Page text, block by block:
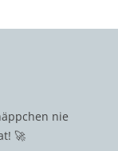
nie
🚀